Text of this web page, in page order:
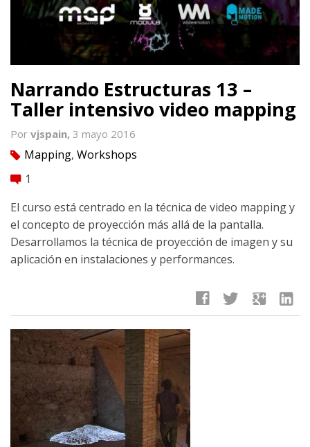
Narrando Estructuras 13 –
Taller intensivo video mapping
Por vjspain, 3 mayo 2016
tag Mapping, Workshops
comment 1
El curso está centrado en la técnica de video mapping y
el concepto de proyección más allá de la pantalla.
Desarrollamos la técnica de proyección de imagen y su
aplicación en instalaciones y performances.
facebook twitter google linkedin